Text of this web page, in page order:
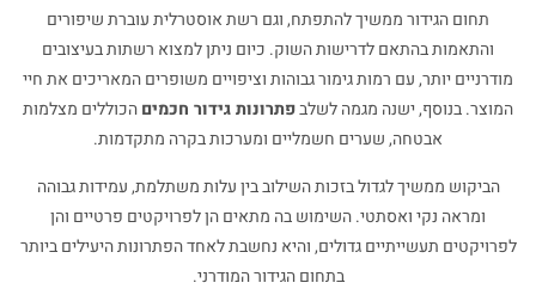
תחום הגידור ממשיך להתפתח, וגם רשת אוסטרלית עוברת שיפורים
והתאמות בהתאם לדרישות השוק. כיום ניתן למצוא רשתות בעיצובים
מודרניים יותר, עם רמות גימור גבוהות וציפויים משופרים המאריכים את חיי
המוצר. בנוסף, ישנה מגמה לשלבפתרונות גידור חכמיםהכוללים מצלמות
אבטחה, שערים חשמליים ומערכות בקרה מתקדמות.
הביקוש ממשיך לגדול בזכות השילוב בין עלות משתלמת, עמידות גבוהה
ומראה נקי ואסתטי. השימוש בה מתאים הן לפרויקטים פרטיים והן
לפרויקטים תעשייתיים גדולים, והיא נחשבת לאחד הפתרונות היעילים ביותר
בתחום הגידור המודרני.